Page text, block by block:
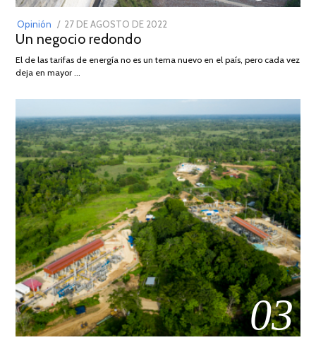
Opinión
POSTED
ON
27 DE AGOSTO DE 2022
DE
Un negocio redondo
El de las tarifas de energía no es un tema nuevo en el país, pero cada vez
deja en mayor …
03